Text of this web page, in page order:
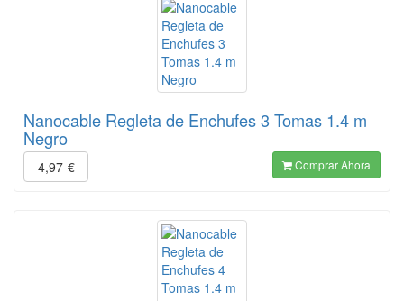
Nanocable Regleta de Enchufes 3 Tomas 1.4 m
Negro
4,97 € Comprar Ahora